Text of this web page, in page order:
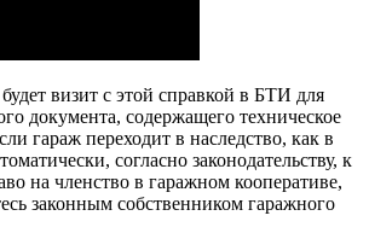
визит с этой справкой в БТИ для
документа, содержащего техническое
гараж переходит в наследство, как в
согласно законодательству, к
на членство в гаражном кооперативе,
законным собственником гаражного